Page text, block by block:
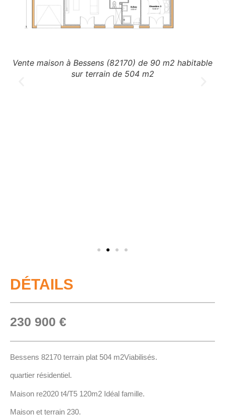
Vente maison à Bessens (82170) de 90 m2 habitable
sur terrain de 504 m2
DÉTAILS
230 900 €
Bessens 82170 terrain plat 504 m2Viabilisés.
quartier résidentiel.
Maison re2020 t4/T5 120m2 Idéal famille.
Maison et terrain 230.